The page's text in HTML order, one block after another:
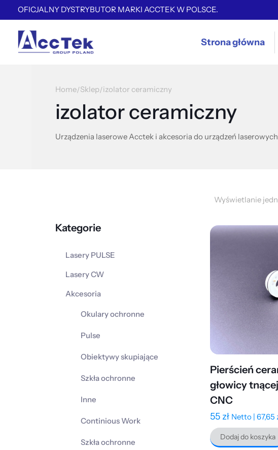
OFICJALNY DYSTRYBUTOR MARKI ACCTEK W POLSCE.
Strona główna
Home/Sklep/izolator ceramiczny
izolator ceramiczny
Urządzenia laserowe Acctek i akcesoria do urządzeń
Kategorie
Lasery PULSE
Lasery CW
Akcesoria
Okulary ochronne
Pulse
Obiektywy skupiające
Szkła ochronne
Inne
Continious Work
Szkła ochronne
Wyświetlanie
Pierścień
głowicy
CNC
55 zł Netto | 67,65
Dodaj do koszyka